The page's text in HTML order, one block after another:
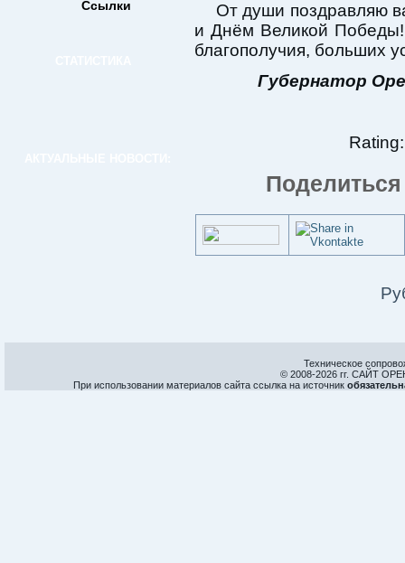
Ссылки
От души поздравляю
и Днём Великой
благополучия, больших
Губернатор
Техническое
© 2008-2026 гг. САЙТ
При использовании материалов сайта ссылка на источник